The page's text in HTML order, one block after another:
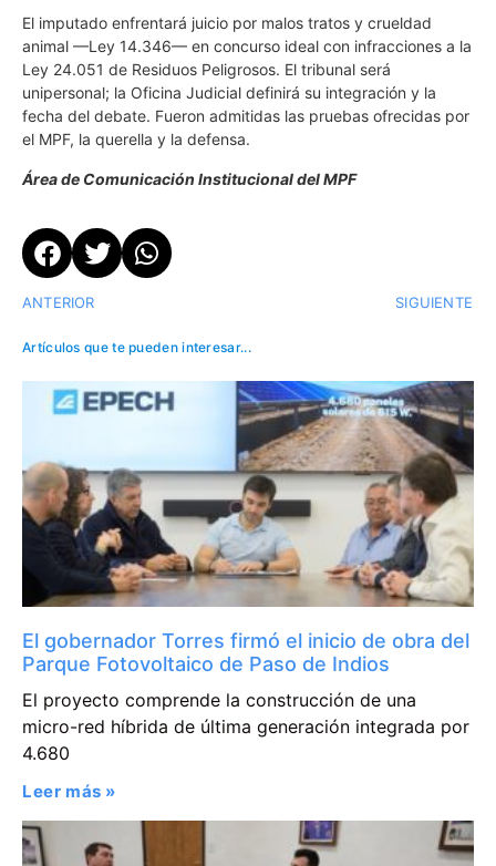
El imputado enfrentará juicio por malos tratos y crueldad
animal —Ley 14.346— en concurso ideal con infracciones a la
Ley 24.051 de Residuos Peligrosos. El tribunal será
unipersonal; la Oficina Judicial definirá su integración y la
fecha del debate. Fueron admitidas las pruebas ofrecidas por
el MPF, la querella y la defensa.
Área de Comunicación Institucional del MPF
ANTERIOR SIGUIENTE
Artículos que te pueden interesar...
El gobernador Torres firmó el inicio de obra del
Parque Fotovoltaico de Paso de Indios
El proyecto comprende la construcción de una
micro-red híbrida de última generación integrada por
4.680
Leer más »